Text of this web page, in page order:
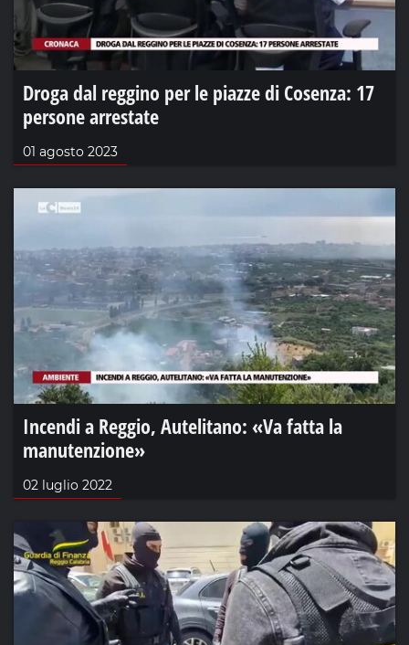
Droga dal reggino per le piazze di Cosenza: 17
persone arrestate
01 agosto 2023
Incendi a Reggio, Autelitano: «Va fatta la
manutenzione»
02 luglio 2022